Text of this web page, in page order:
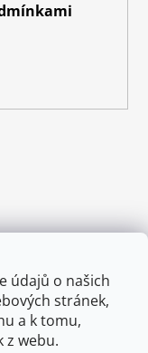
údajů o našich
stránek,
a k tomu,
z webu.